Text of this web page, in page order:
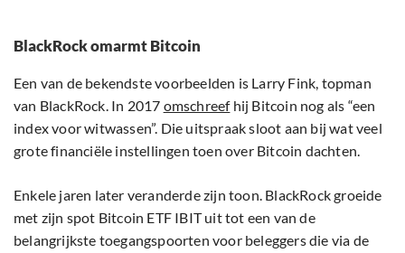
BlackRock omarmt Bitcoin
Een van de bekendste voorbeelden is Larry Fink, topman
van BlackRock. In 2017 omschreefhij Bitcoin nog als “een
index voor witwassen”. Die uitspraak sloot aan bij wat veel
grote financiële instellingen toen over Bitcoin dachten.
Enkele jaren later veranderde zijn toon. BlackRock groeide
met zijn spot Bitcoin ETF IBIT uit tot een van de
belangrijkste toegangspoorten voor beleggers die via de